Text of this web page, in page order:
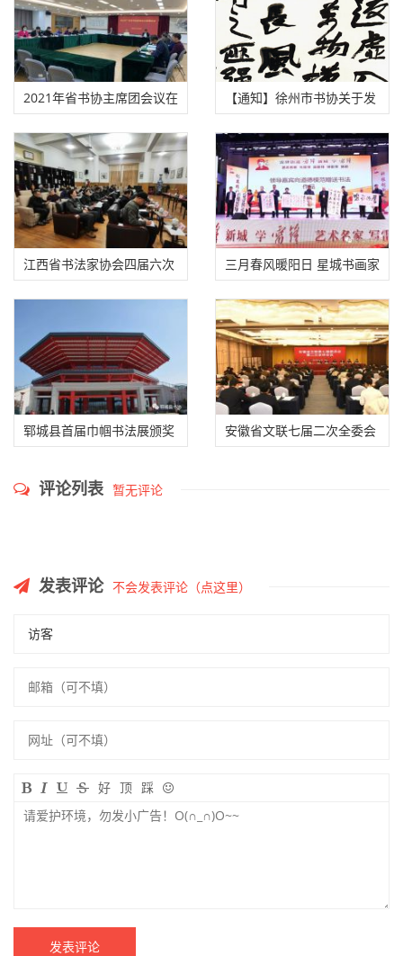
2021年省书协主席团会议在
广州召开
【通知】徐州市书协关于发
展江苏省书协2020年度新会
员的通知
江西省书法家协会四届六次
常务理事会在昌召开
三月春风暖阳日 星城书画家
学雷锋
郓城县首届巾帼书法展颁奖
安徽省文联七届二次全委会
评论列表 暂无评论
发表评论 不会发表评论（点这里）
好 顶 踩